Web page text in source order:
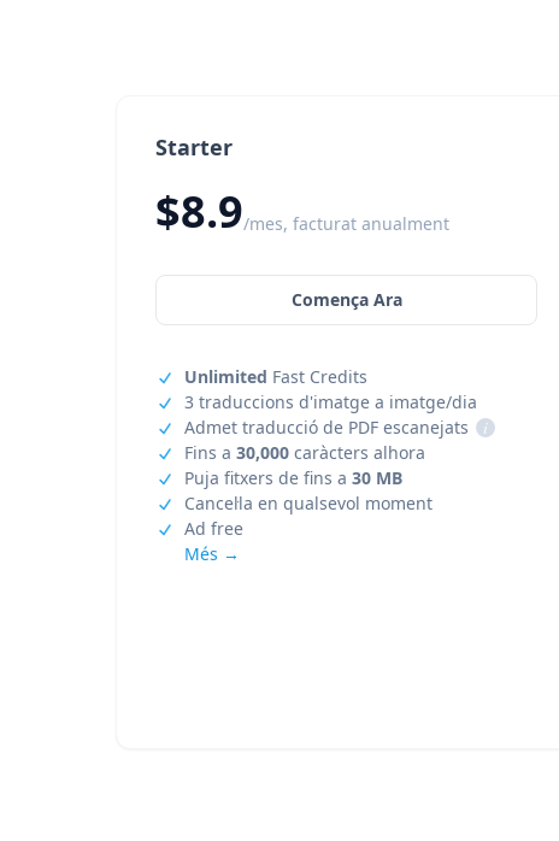
Starter
$8.9/mes, facturat anualment
Comença Ara
Unlimited Fast Credits
3 traduccions d'imatge a imatge/dia
Admet traducció de PDF escanejats
i
Fins a 30,000 caràcters alhora
Puja fitxers de fins a 30 MB
Cancel·la en qualsevol moment
Ad free
Més →